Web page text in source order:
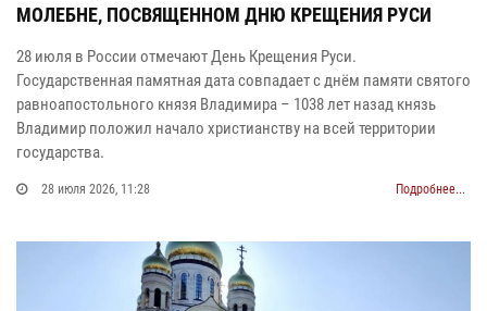
МОЛЕБНЕ, ПОСВЯЩЕННОМ ДНЮ КРЕЩЕНИЯ РУСИ
28 июля в России отмечают День Крещения Руси.
Государственная памятная дата совпадает с днём памяти святого
равноапостольного князя Владимира – 1038 лет назад князь
Владимир положил начало христианству на всей территории
государства.
28 июля 2026, 11:28 Подробнее...